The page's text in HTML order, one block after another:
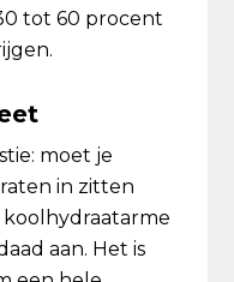
tot 60 procent
moet je
in zitten
koolhydraatarme
aan. Het is